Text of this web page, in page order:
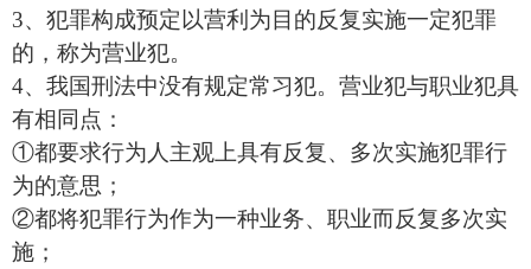
3、犯罪构成预定以营利为目的反复实施一定犯罪
的，称为营业犯。
4、我国刑法中没有规定常习犯。营业犯与职业犯具
有相同点：
①都要求行为人主观上具有反复、多次实施犯罪行
为的意思；
②都将犯罪行为作为一种业务、职业而反复多次实
施；